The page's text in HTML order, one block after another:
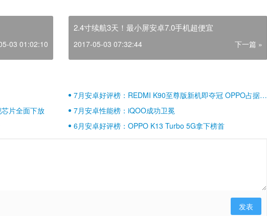
03 01:02:10
2.4寸续航3天！最小屏安卓7.0手机超便宜
2017-05-03 07:32:44 下一篇 »
7月安卓好评榜：REDMI K90至尊版新机即夺冠 OPPO占据半
壁江山
片全面下放
7月安卓性能榜：iQOO成功卫冕
6月安卓好评榜：OPPO K13 Turbo 5G拿下榜首
发表